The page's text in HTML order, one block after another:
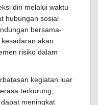
diri melalui waktu
hubungan sosial
bersama-
akan
risiko dalam
kegiatan luar
terkurung;
meningkat